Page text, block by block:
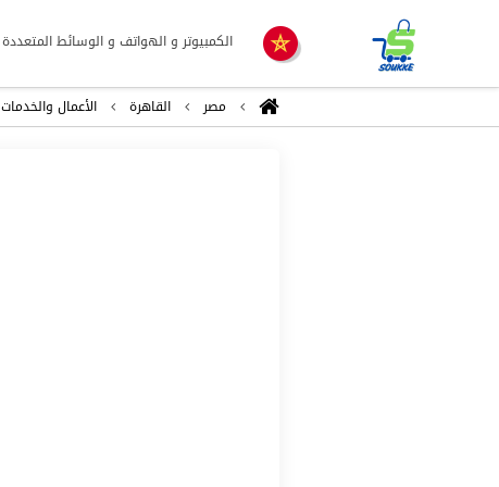
الكمبيوتر و الهواتف و الوسائط المتعددة
مصر القاهرة اﻷعمال والخدمات